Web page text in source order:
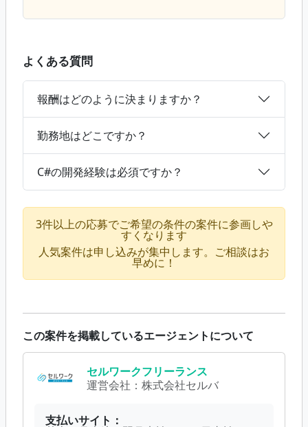
よくある質問
報酬はどのように決まりますか？
勤務地はどこですか？
C#の開発経験は必須ですか？
3件以上の応募でご希望の条件の案件に参画しや
すくなります
人気案件は申し込みが集中します。ご相談はお
早めに！
この案件を掲載しているエージェントについて
セルワークフリーランス
運営会社： 株式会社セルバ
支払いサイト：